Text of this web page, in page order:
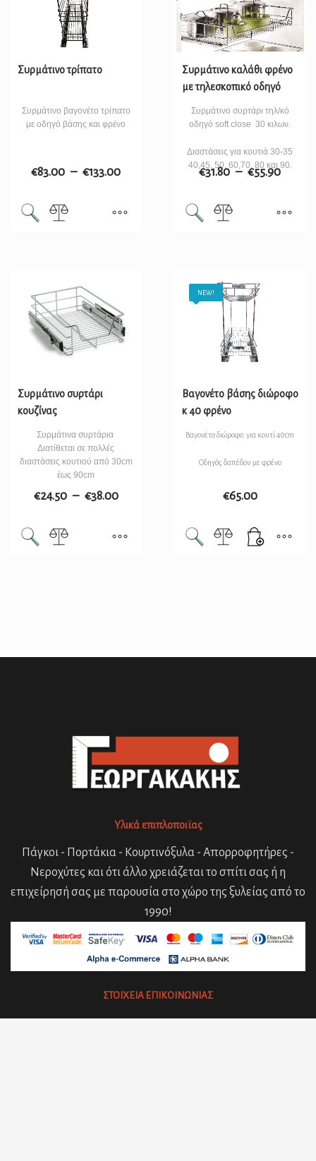
Συρμάτινο τρίπατο
Συρμάτινο βαγονέτο τρίπατο
με οδηγό βάσης και φρένο
€83.00 – €133.00
Συρμάτινο καλάθι φρένο
με τηλεσκοπικό οδηγό
Συρμάτινο συρτάρι τηλ/κό
οδηγό soft close 30 κιλων.
Διαστάσεις για κουτιά 30-35
40,45, 50, 60,70, 80 και 90.
€31.80 – €55.90
Συρμάτινο συρτάρι
κουζίνας
Συρμάτινα συρτάρια
Διατίθεται σε πολλές
διαστάσεις κουτιού από 30cm
έως 90cm
€24.50 – €38.00
NEW!
Βαγονέτο βάσης διώροφο
κ 40 φρένο
Βαγονέτο διώροφο για κουτί 40cm
Οδηγός δαπέδου με φρένο
€65.00
Υλικά επιπλοποιϊας
Πάγκοι - Πορτάκια - Κουρτινόξυλα - Απορροφητήρες -
Νεροχύτες και ότι άλλο χρειάζεται το σπίτι σας ή η
επιχείρησή σας με παρουσία στο χώρο της ξυλείας από το
1990!
ΣΤΟΙΧΕΙΑ ΕΠΙΚΟΙΝΩΝΙΑΣ